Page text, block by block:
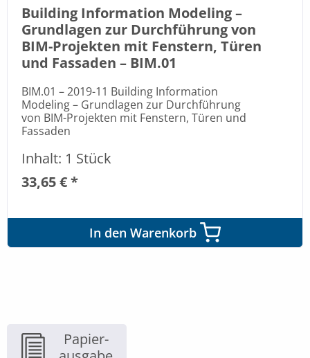
Building Information Modeling –
Grundlagen zur Durchführung von
BIM-Projekten mit Fenstern, Türen
und Fassaden – BIM.01
BIM.01 – 2019-11 Building Information
Modeling – Grundlagen zur Durchführung
von BIM-Projekten mit Fenstern, Türen und
Fassaden
Inhalt: 1 Stück
33,65 € *
In den Warenkorb
Papier-